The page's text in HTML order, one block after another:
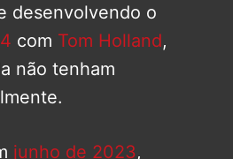
desenvolvendo o
com Tom Holland,
não tenham
junho de 2023,